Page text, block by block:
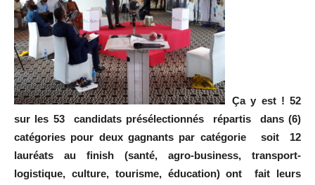
Ça y est ! 52
sur les 53 candidats présélectionnés répartis dans (6)
catégories pour deux gagnants par catégorie soit 12
lauréats au finish (santé, agro-business, transport-
logistique, culture, tourisme, éducation) ont fait leurs